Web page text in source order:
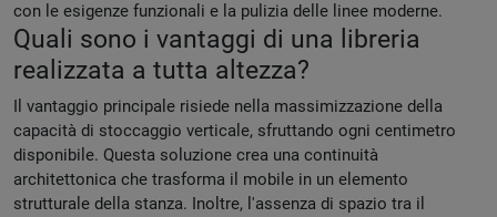
con le esigenze funzionali e la pulizia delle linee moderne.
Quali sono i vantaggi di una libreria
realizzata a tutta altezza?
Il vantaggio principale risiede nella massimizzazione della
capacità di stoccaggio verticale, sfruttando ogni centimetro
disponibile. Questa soluzione crea una continuità
architettonica che trasforma il mobile in un elemento
strutturale della stanza. Inoltre, l'assenza di spazio tra il